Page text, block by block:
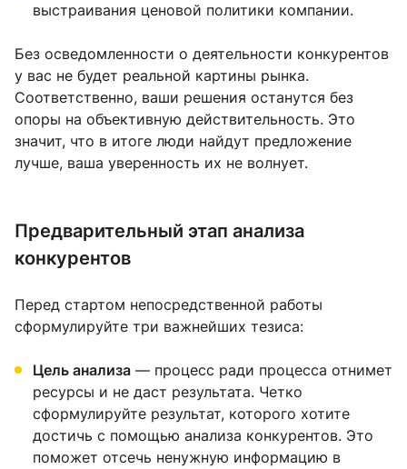
выстраивания ценовой политики компании.
Без осведомленности о деятельности конкурентов
у вас не будет реальной картины рынка.
Соответственно, ваши решения останутся без
опоры на объективную действительность. Это
значит, что в итоге люди найдут предложение
лучше, ваша уверенность их не волнует.
Предварительный этап анализа
конкурентов
Перед стартом непосредственной работы
сформулируйте три важнейших тезиса:
Цель анализа — процесс ради процесса отнимет
ресурсы и не даст результата. Четко
сформулируйте результат, которого хотите
достичь с помощью анализа конкурентов. Это
поможет отсечь ненужную информацию в